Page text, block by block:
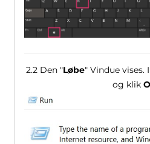
2.2 Den "Løbe" Vindue vises.
og klik